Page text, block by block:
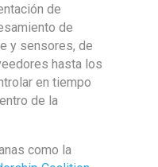
de
de
y sensores, de
hasta los
en tiempo
de la
como la